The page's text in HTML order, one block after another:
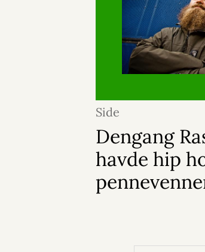
Side
Dengang
havde hip